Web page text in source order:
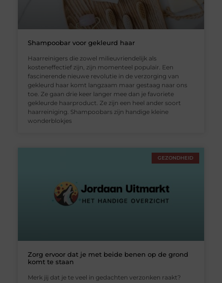
Shampoobar voor gekleurd haar
Haarreinigers die zowel milieuvriendelijk als
kosteneffectief zijn, zijn momenteel populair. Een
fascinerende nieuwe revolutie in de verzorging van
gekleurd haar komt langzaam maar gestaag naar ons
toe. Ze gaan drie keer langer mee dan je favoriete
gekleurde haarproduct. Ze zijn een heel ander soort
haarreiniging. Shampoobars zijn handige kleine
wonderblokjes
GEZONDHEID
Zorg ervoor dat je met beide benen op de grond
komt te staan
Merk jij dat je te veel in gedachten verzonken raakt?